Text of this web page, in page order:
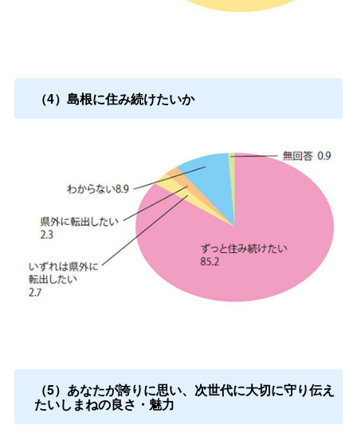
（4）島根に住み続けたいか
（5）あなたが誇りに思い、次世代に大切に守り伝え
たいしまねの良さ・魅力